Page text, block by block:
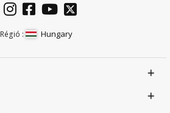
Régió : Hungary